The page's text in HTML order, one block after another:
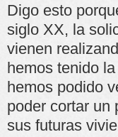
Digo esto
siglo XX, la
vienen
hemos tenido
hemos podido
poder cortar un
sus futuras